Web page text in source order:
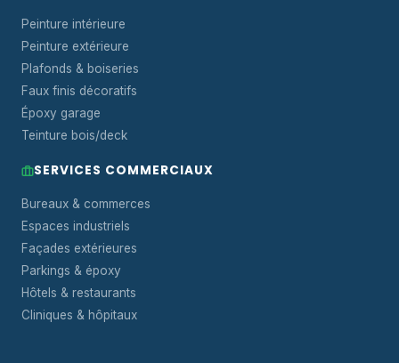
Peinture intérieure
Peinture extérieure
Plafonds & boiseries
Faux finis décoratifs
Époxy garage
Teinture bois/deck
SERVICES COMMERCIAUX
Bureaux & commerces
Espaces industriels
Façades extérieures
Parkings & époxy
Hôtels & restaurants
Cliniques & hôpitaux